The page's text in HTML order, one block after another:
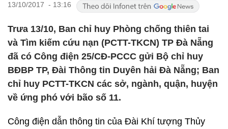
13/10/2017 - 13:16
Trưa 13/10, Ban chỉ huy Phòng chống thiên tai
và Tìm kiếm cứu nạn (PCTT-TKCN) TP Đà Nẵng
đã có Công điện 25/CĐ-PCCC gửi Bộ chỉ huy
BĐBP TP, Đài Thông tin Duyên hải Đà Nẵng; Ban
chỉ huy PCTT-TKCN các sở, ngành, quận, huyện
về ứng phó với bão số 11.
Công điện dẫn thông tin của Đài Khí tượng Thủy